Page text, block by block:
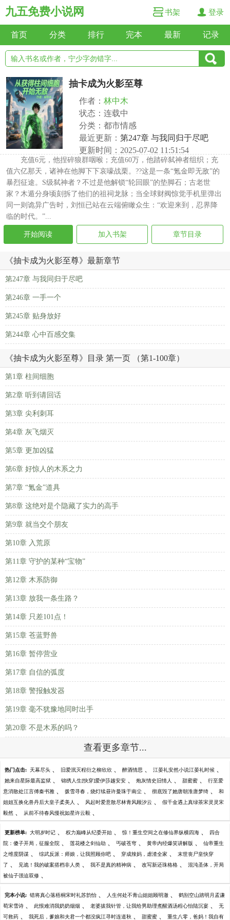
九五免费小说网 书架 登录
首页 分类 排行 完本 最新 记录
抽卡成为火影至尊
作者： 林中木
状态：连载中
分类：都市情感
最近更新： 第247章 与我同归于尽吧
更新时间：2025-07-02 11:51:54
充值6元，他捏碎狼群咽喉；充值60万，他踏碎弑神者组织；充
值六亿那天，诸神在他脚下下哀嚎战栗。??这是一条“氪金即无敌”的
暴烈征途。S级弑神者？不过是他解锁“轮回眼”的垫脚石；古老世
家？木遁分身顷刻拆了他们的祖祠龙脉；当全球财阀惊觉手机里弹出
同一则诡异广告时，刘恒已站在云端俯瞰众生：“欢迎来到，忍界降
临的时代。”...
开始阅读 加入书架 章节目录
《抽卡成为火影至尊》最新章节
第247章 与我同归于尽吧
第246章 一手一个
第245章 贴身放好
第244章 心中百感交集
《抽卡成为火影至尊》目录 第一页 （第1-100章）
第1章 柱间细胞
第2章 听到请回话
第3章 尖利刺耳
第4章 灰飞烟灭
第5章 更加凶猛
第6章 好惊人的木系之力
第7章 “氪金”道具
第8章 这绝对是个隐藏了实力的高手
第9章 就当交个朋友
第10章 入荒原
第11章 守护的某种“宝物”
第12章 木系防御
第13章 放我一条生路？
第14章 只差101点！
第15章 苍蓝野兽
第16章 暂停营业
第17章 自信的弧度
第18章 警报触发器
第19章 毫不犹豫地同时出手
第20章 不是木系的吗？
查看更多章节...
热门点击: 天幕尽头 、 旧爱泯灭程衍之柳欣欣 、 醉酒情思 、 江晏礼安然小说江晏礼时候 、
她来自星际最高监狱 、 锦绣人生[快穿]爱伊莎越安安 、 炮灰情史旧情人 、 甜蜜蜜 、 行至爱
意消散处江言傅秦书雅 、 拨雪寻春，烧灯续昼许曼珠于南尘 、 彻底毁了她唐朝淮唐梦绮 、 和
姐姐互换化兽丹后大皇子柔美人 、 风起时爱意散尽林青风顾汐云 、 假千金遇上真绿茶宋灵灵宋
毅然 、 从前不待春风慢祝如星许云毅 、
更新榜单: 大明岁时记 、 权力巅峰从纪委开始 、 惊！重生空间之在修仙界纵横四海 、 四合
院：傻子开局，征服全院 、 莲花楼之剑仙劫 、 丐破苍穹 、 黄帝内经爆笑讲解版 、 仙帝重生
之维度阴谋 、 综武反派：师娘，让我照顾你吧 、 穿成辣妈，虐渣全家 、 末世丧尸皇快穿
了 、 见诡！我的破案搭档非人类 、 我不是真的精神病 、 改写新还珠格格 、 混沌圣体，开局
被仙子强迫双修 、
完本小说: 错将真心落梧桐宋时礼苏韵怡 、 人生何处不青山姐姐顾明澈 、 鹤别空山踏明月孟谦
荀宋雪诗 、 此恨难消我奶奶烟烟 、 老婆拔我针管，让我给男助理煮醒酒汤程心怡陆沉宴 、 无
可救药 、 我死后，爹娘和夫君一个都没疯江寻时连道秋 、 甜蜜蜜 、 重生八零，爸妈！我自有